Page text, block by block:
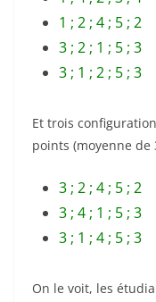
1 ; 2 ; 4 ; 5 ; 2
3 ; 2 ; 1 ; 5 ; 3
3 ; 1 ; 2 ; 5 ; 3
Et trois
points (moyenne de
3 ; 2 ; 4 ; 5 ; 2
3 ; 4 ; 1 ; 5 ; 3
3 ; 1 ; 4 ; 5 ; 3
On le voit, les